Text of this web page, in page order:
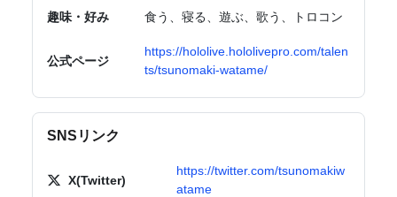
趣味・好み 食う、寝る、遊ぶ、歌う、トロコン
公式ページ
https://hololive.hololivepro.com/talen
ts/tsunomaki-watame/
SNSリンク
X(Twitter)
https://twitter.com/tsunomakiw
atame